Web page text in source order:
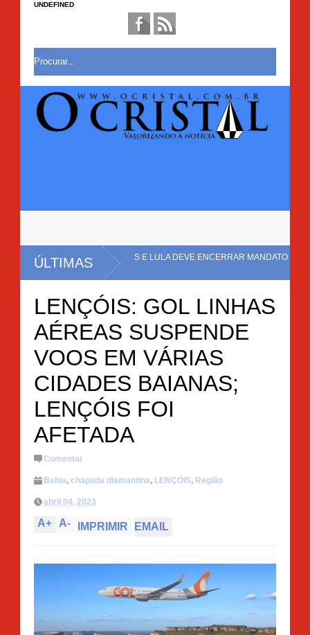
UNDEFINED
ÚLTIMAS
10,8 TRILHÕES E LULA DEVE ENCERRAR MANDATO COM DÉFICIT
LENÇÓIS: GOL LINHAS
AÉREAS SUSPENDE
VOOS EM VÁRIAS
CIDADES BAIANAS;
LENÇÓIS FOI
AFETADA
Comentar
Bahia, chapada diamantina, LENÇÓIS, Região
abril 04, 2023
A+ A- IMPRIMIR EMAIL